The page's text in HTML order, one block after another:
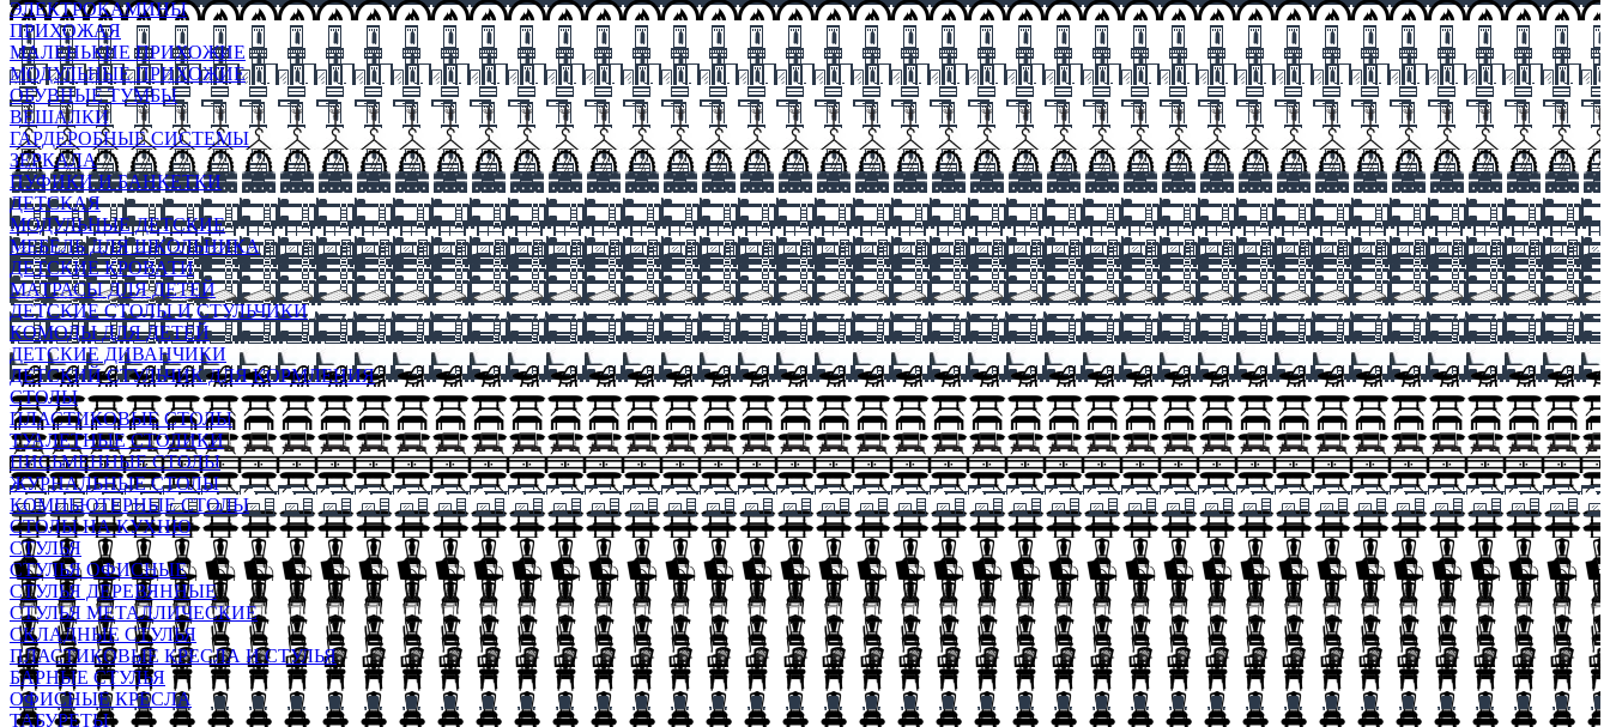
ЭЛЕКТРОКАМИНЫ
ПРИХОЖАЯ
МАЛЕНЬКИЕ ПРИХОЖИЕ
МОДУЛЬНЫЕ ПРИХОЖИЕ
ОБУВНЫЕ ТУМБЫ
ВЕШАЛКИ
ГАРДЕРОБНЫЕ СИСТЕМЫ
ЗЕРКАЛА
ПУФИКИ И БАНКЕТКИ
ДЕТСКАЯ
МОДУЛЬНЫЕ ДЕТСКИЕ
МЕБЕЛЬ ДЛЯ ШКОЛЬНИКА
ДЕТСКИЕ КРОВАТИ
МАТРАСЫ ДЛЯ ДЕТЕЙ
ДЕТСКИЕ СТОЛЫ И СТУЛЬЧИКИ
КОМОДЫ ДЛЯ ДЕТЕЙ
ДЕТСКИЕ ДИВАНЧИКИ
ДЕТСКИЙ СТУЛЬЧИК ДЛЯ КОРМЛЕНИЯ
СТОЛЫ
ПЛАСТИКОВЫЕ СТОЛЫ
ТУАЛЕТНЫЕ СТОЛИКИ
ПИСЬМЕННЫЕ СТОЛЫ
ЖУРНАЛЬНЫЕ СТОЛЫ
КОМПЬЮТЕРНЫЕ СТОЛЫ
СТОЛЫ НА КУХНЮ
СТУЛЬЯ
СТУЛЬЯ ОФИСНЫЕ
СТУЛЬЯ ДЕРЕВЯННЫЕ
СТУЛЬЯ МЕТАЛЛИЧЕСКИЕ
СКЛАДНЫЕ СТУЛЬЯ
ПЛАСТИКОВЫЕ КРЕСЛА И СТУЛЬЯ
БАРНЫЕ СТУЛЬЯ
ОФИСНЫЕ КРЕСЛА
ТАБУРЕТЫ